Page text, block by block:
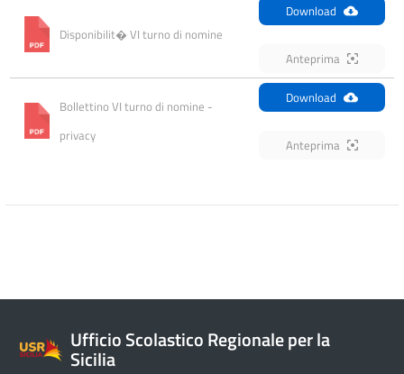
Disponibilit� VI turno di nomine
Download
Anteprima
Bollettino VI turno di nomine -
privacy
Download
Anteprima
Ufficio Scolastico Regionale per la
Sicilia